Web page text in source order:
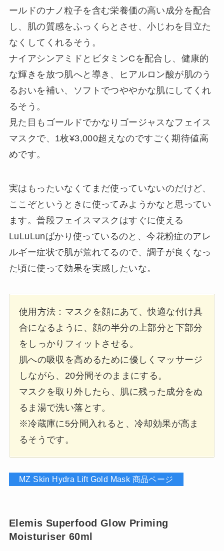
ールドのナノ粒子を含む栄養価の高い成分を配合
し、肌の質感をふっくらとさせ、小じわを目立た
なくしてくれるそう。
ナイアシンアミドとビタミンCを配合し、健康的
な輝きを放つ肌へと導き、ヒアルロン酸が肌のう
るおいを補い、ソフトでつややかな肌にしてくれ
るそう。
見た目もゴールドでかなりゴージャスなフェイス
マスクで、1枚¥3,000超えなのですごく期待値高
めです。
実はもったいなくてまだ使っていないのだけど、
ここぞというときに使ってみようかなと思ってい
ます。普段フェイスマスクはすぐに使える
LuLuLunばかり使っているのと、今花粉症のアレ
ルギー症状で肌が荒れてるので、調子が良くなっ
た頃に使って効果を実感したいな。
使用方法：マスクを顔にあて、快適な付け具
合になるように、顔の半分の上部分と下部分
をしっかりフィットさせる。
肌への吸収を高めるために優しくマッサージ
しながら、20分間そのままにする。
マスクを取り外したら、肌に残った成分をぬ
るま湯で洗い落とす。
※冷蔵庫に5分間入れると、冷却効果が高ま
るそうです。
MZ Skin Hydra Lift Gold Mask 商品ページ
Elemis Superfood Glow Priming
Moisturiser 60ml